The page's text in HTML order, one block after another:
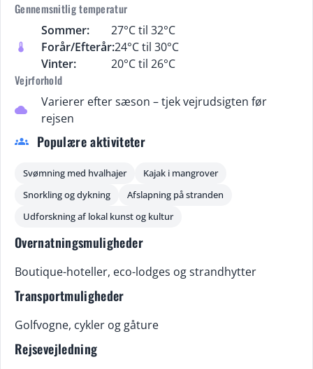
Gennemsnitlig temperatur
thermostat
Sommer:
27°C til 32°C
Forår/Efterår:24°C til 30°C
Vinter:
20°C til 26°C
Vejrforhold
cloud
Varierer efter sæson – tjek vejrudsigten før
rejsen
groups Populære aktiviteter
Svømning med hvalhajer
Kajak i mangrover
Snorkling og dykning
Afslapning på stranden
Udforskning af lokal kunst og kultur
Overnatningsmuligheder
Boutique-hoteller, eco-lodges og strandhytter
Transportmuligheder
Golfvogne, cykler og gåture
Rejsevejledning